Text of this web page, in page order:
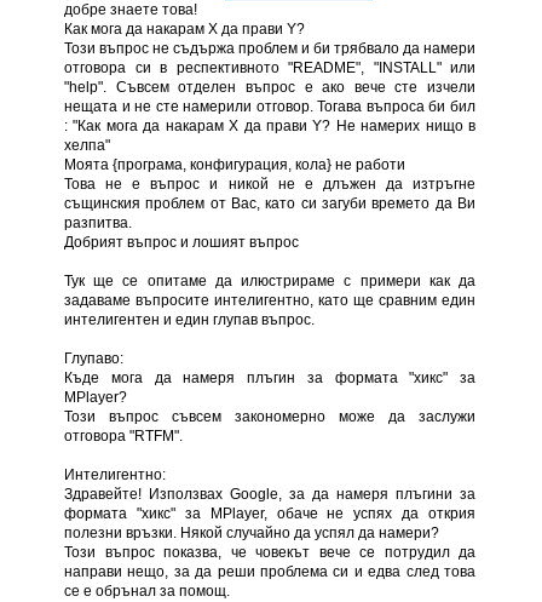
добре знаете това!
Как мога да накарам Х да прави Y?
Този въпрос не съдържа проблем и би трябвало да намери
отговора си в респективното "README", "INSTALL" или
"help". Съвсем отделен въпрос е ако вече сте изчели
нещата и не сте намерили отговор. Тогава въпроса би бил
: "Как мога да накарам Х да прави Y? Не намерих нищо в
хелпа"
Моята {програма, конфигурация, кола} не работи
Това не е въпрос и никой не е длъжен да изтръгне
същинския проблем от Вас, като си загуби времето да Ви
разпитва.
Добрият въпрос и лошият въпрос
Тук ще се опитаме да илюстрираме с примери как да
задаваме въпросите интелигентно, като ще сравним един
интелигентен и един глупав въпрос.
Глупаво:
Къде мога да намеря плъгин за формата "хикс" за
MPlayer?
Този въпрос съвсем закономерно може да заслужи
отговора "RTFM".
Интелигентно:
Здравейте! Използвах Google, за да намеря плъгини за
формата "хикс" за MPlayer, обаче не успях да открия
полезни връзки. Някой случайно да успял да намери?
Този въпрос показва, че човекът вече се потрудил да
направи нещо, за да реши проблема си и едва след това
се е обрънал за помощ.